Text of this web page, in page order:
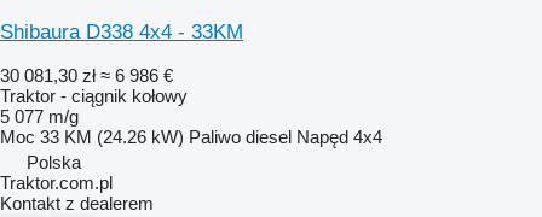
Shibaura D338 4x4 - 33KM
30 081,30 zł ≈ 6 986 €
Traktor - ciągnik kołowy
5 077 m/g
Moc 33 KM (24.26 kW) Paliwo diesel Napęd 4x4
Polska
Traktor.com.pl
Kontakt z dealerem